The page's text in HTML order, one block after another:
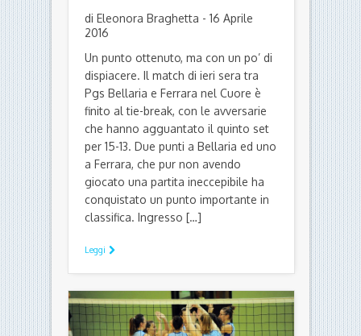
di Eleonora Braghetta - 16 Aprile
2016
Un punto ottenuto, ma con un po’ di
dispiacere. Il match di ieri sera tra
Pgs Bellaria e Ferrara nel Cuore è
finito al tie-break, con le avversarie
che hanno agguantato il quinto set
per 15-13. Due punti a Bellaria ed uno
a Ferrara, che pur non avendo
giocato una partita ineccepibile ha
conquistato un punto importante in
classifica. Ingresso […]
Leggi